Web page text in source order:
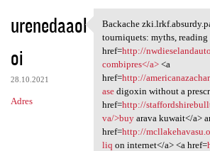
urenedaaol
oi
28.10.2021
Adres
Backache
Backache
tourniquets: myths, reading
href=http://
combipres</a><a
href=http://
asedigoxin without a
href=http://
va/>buyarava kuwait</a>
href=http://
liq on internet</a> <a href=